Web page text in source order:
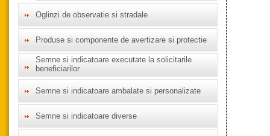
Oglinzi de observatie si stradale
Produse si componente de avertizare si protectie
Semne si indicatoare executate la solicitarile
beneficiarilor
Semne si indicatoare ambalate si personalizate
Semne si indicatoare diverse